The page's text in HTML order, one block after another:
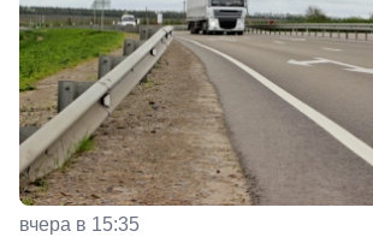
вчера в 15:35